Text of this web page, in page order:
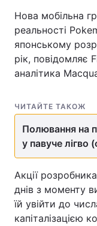
Нова мобільна
реальності
японському
рік, повідомляє
аналітика
ЧИТАЙТЕ ТАКОЖ
Полювання на
у павуче лігво
Акції
днів з моменту
їй увійти до
капіталізацією